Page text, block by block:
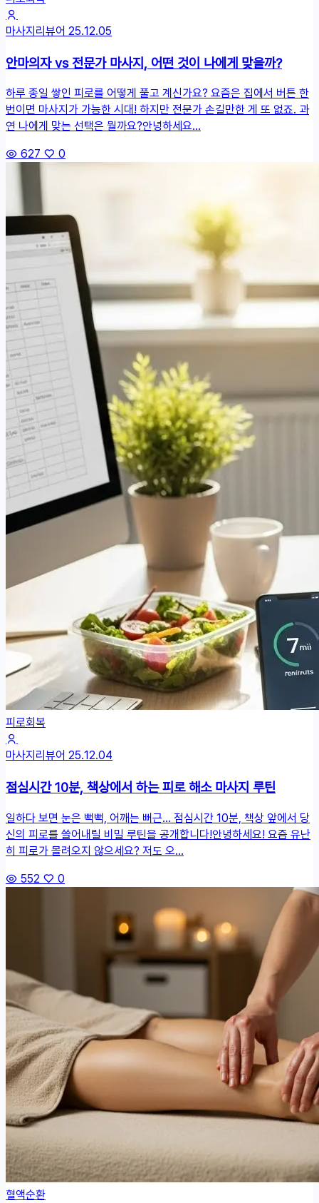
마사지리뷰어 25.12.05
안마의자 vs 전문가 마사지, 어떤 것이 나에게 맞을까?
하루 종일 쌓인 피로를 어떻게 풀고 계신가요? 요즘은 집에서 버튼 한
번이면 마사지가 가능한 시대! 하지만 전문가 손길만한 게 또 없죠. 과
연 나에게 맞는 선택은 뭘까요?안녕하세요...
627
0
피로회복
마사지리뷰어 25.12.04
점심시간 10분, 책상에서 하는 피로 해소 마사지 루틴
일하다 보면 눈은 뻑뻑, 어깨는 뻐근... 점심시간 10분, 책상 앞에서 당
신의 피로를 쓸어내릴 비밀 루틴을 공개합니다!안녕하세요! 요즘 유난
히 피로가 몰려오지 않으세요? 저도 오...
552
0
혈액순환